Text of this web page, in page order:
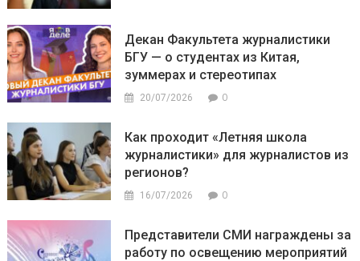
Декан Факультета журналистики
БГУ — о студентах из Китая,
зуммерах и стереотипах
20/07/2026 0
Как проходит «Летняя школа
журналистики» для журналистов из
регионов?
16/07/2026 0
Представители СМИ награждены за
работу по освещению мероприятий